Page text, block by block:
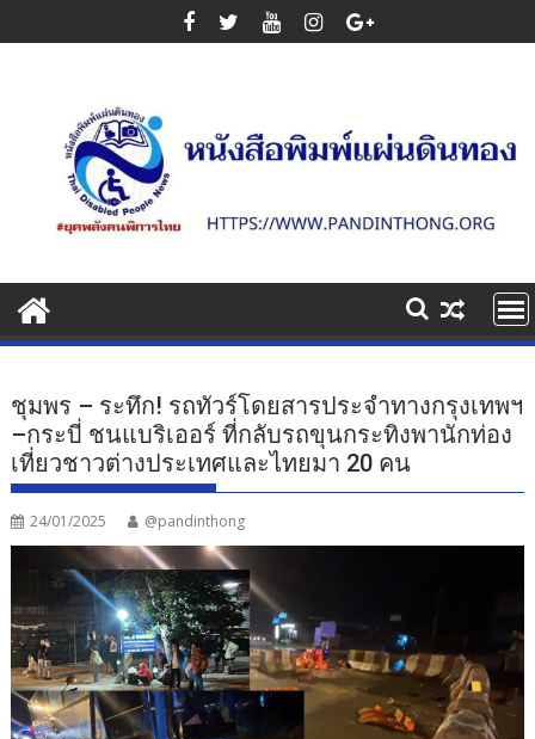
to
ชุมพร – ระทึก! รถทัวร์โดยสารประจำทางกรุงเทพฯ
–กระบี่ ชนแบริเออร์ ที่กลับรถขุนกระทิงพานักท่อง
เที่ยวชาวต่างประเทศและไทยมา 20 คน
24/01/2025 @pandinthong